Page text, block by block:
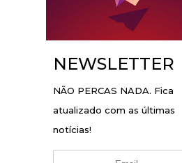
NEWSLETTER
NÃO PERCAS NADA. Fica
atualizado com as últimas
notícias!